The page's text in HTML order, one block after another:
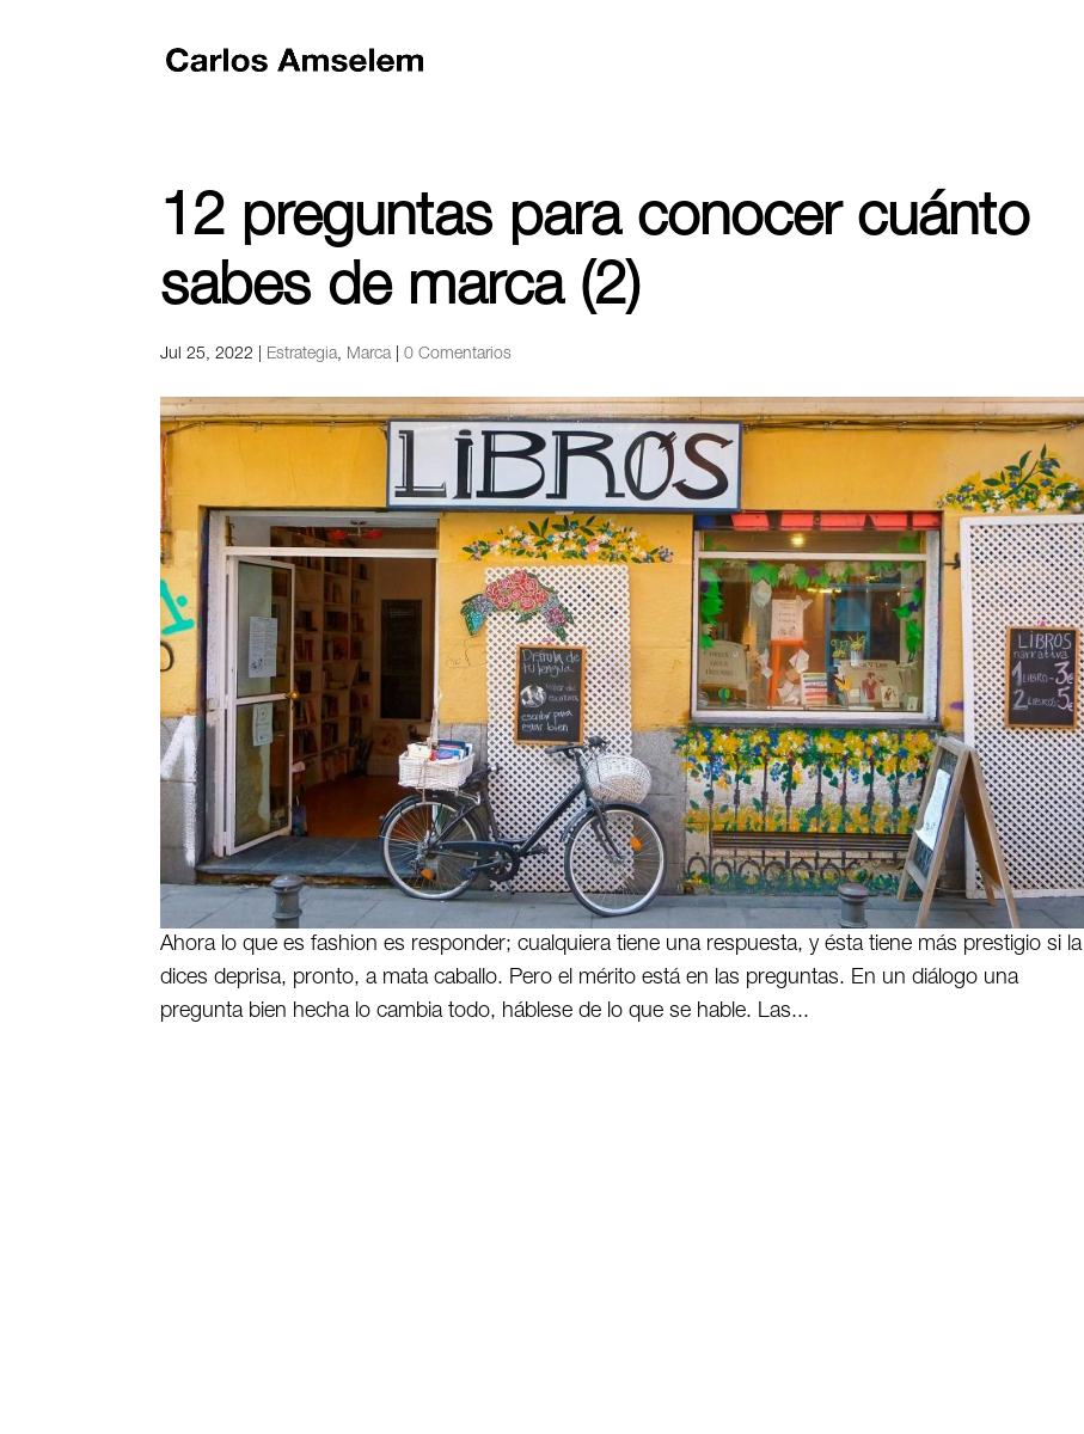
12 preguntas para conocer cuánto
sabes de marca (2)
Jul 25, 2022 Estrategia, Marca |0 Comentarios
Ahora lo que es fashion es responder; cualquiera tiene una respuesta, y ésta tiene más prestigio si la
dices deprisa, pronto, a mata caballo. Pero el mérito está en las preguntas. En un diálogo una
pregunta bien hecha lo cambia todo, háblese de lo que se hable. Las...